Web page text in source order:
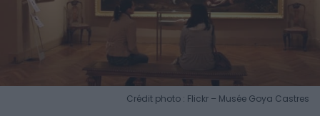
Crédit photo : Flickr – Musée Goya Castres